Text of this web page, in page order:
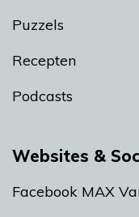
Puzzels
Recepten
Podcasts
Websites &
Facebook MAX